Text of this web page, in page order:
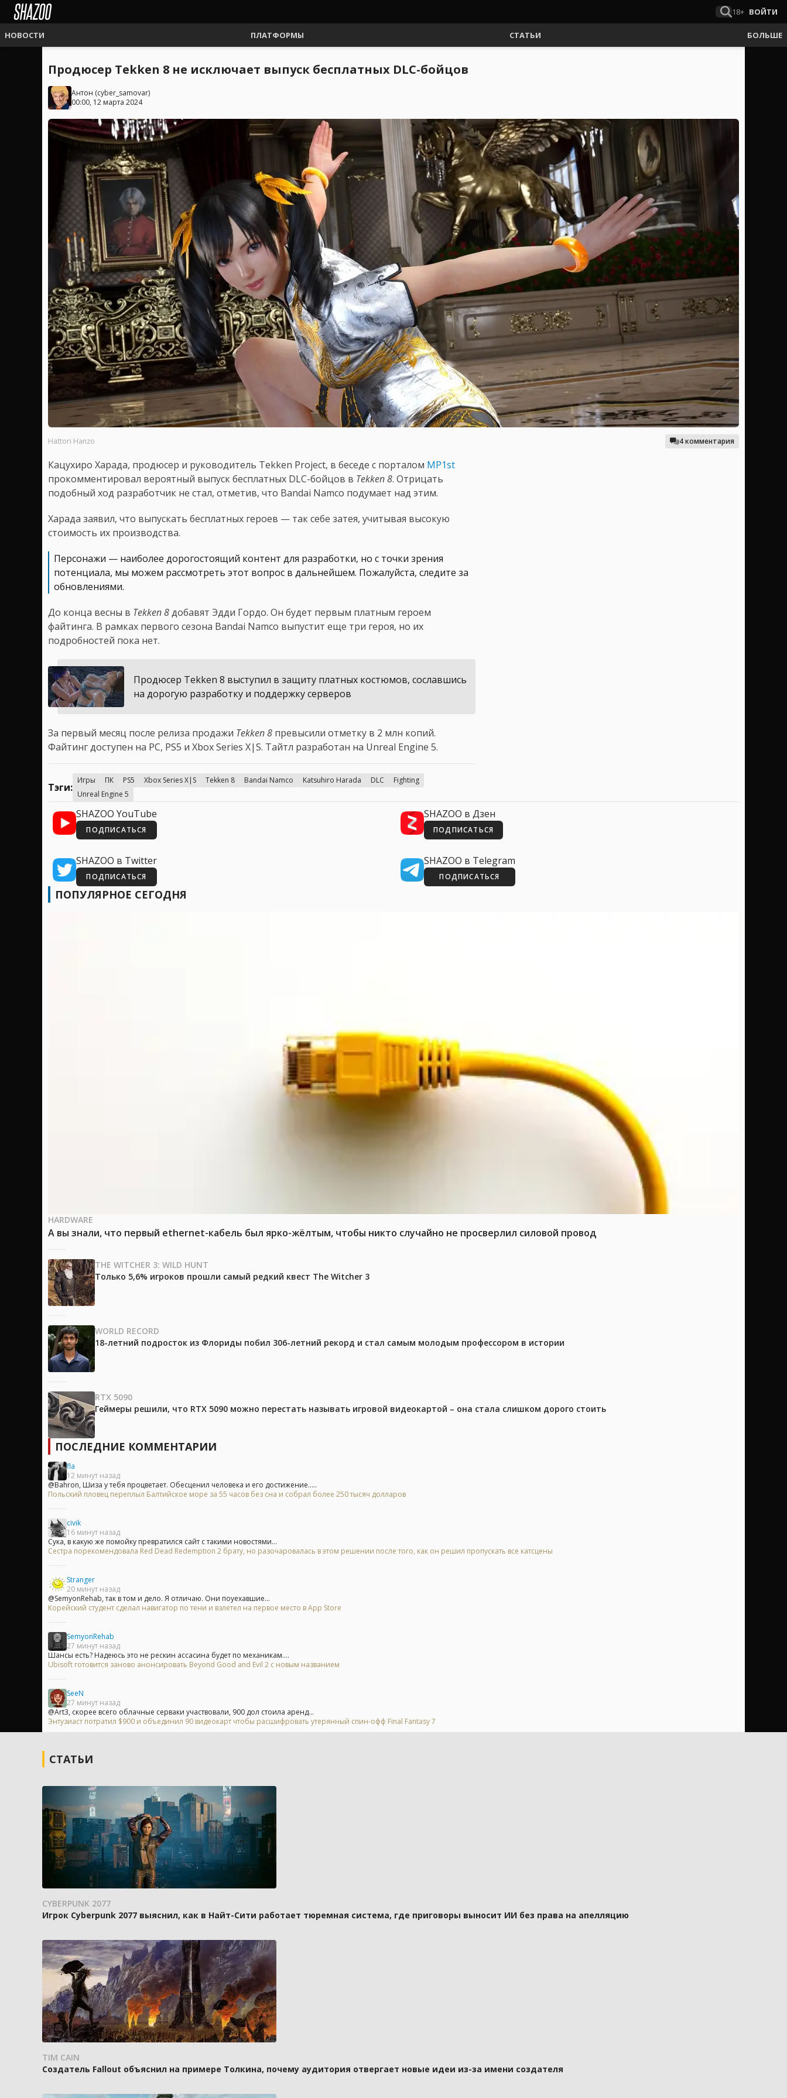
18+ ВОЙТИ
НОВОСТИ ПЛАТФОРМЫ СТАТЬИ БОЛЬШЕ
Продюсер Tekken 8 не исключает выпуск бесплатных DLC-бойцов
Антон (cyber_samovar)
00:00, 12 марта 2024
Hattori Hanzo 4 комментария
Кацухиро Харада, продюсер и руководитель Tekken Project, в беседе с порталом MP1st
прокомментировал вероятный выпуск бесплатных DLC-бойцов в Tekken 8. Отрицать
подобный ход разработчик не стал, отметив, что Bandai Namco подумает над этим.
Харада заявил, что выпускать бесплатных героев — так себе затея, учитывая высокую
стоимость их производства.
Персонажи — наиболее дорогостоящий контент для разработки, но с точки зрения
потенциала, мы можем рассмотреть этот вопрос в дальнейшем. Пожалуйста, следите за
обновлениями.
До конца весны в Tekken 8добавят Эдди Гордо. Он будет первым платным героем
файтинга. В рамках первого сезона Bandai Namco выпустит еще три героя, но их
подробностей пока нет.
Продюсер Tekken 8 выступил в защиту платных костюмов, сославшись
на дорогую разработку и поддержку серверов
За первый месяц после релиза продажи Tekken 8 превысили отметку в 2 млн копий.
Файтинг доступен на PC, PS5 и Xbox Series X|S. Тайтл разработан на Unreal Engine 5.
Тэги:
Игры ПК PS5 Xbox Series X|S Tekken 8 Bandai Namco Katsuhiro Harada DLC
Fighting
Unreal Engine 5
SHAZOO YouTube
ПОДПИСАТЬСЯ
SHAZOO в Дзен
ПОДПИСАТЬСЯ
SHAZOO в Twitter
ПОДПИСАТЬСЯ
SHAZOO в Telegram
ПОДПИСАТЬСЯ
ПОПУЛЯРНОЕ СЕГОДНЯ
HARDWARE
А вы знали, что первый ethernet-кабель был ярко-жёлтым, чтобы никто случайно не просверлил силовой провод
THE WITCHER 3: WILD HUNT
Только 5,6% игроков прошли самый редкий квест The Witcher 3
WORLD RECORD
18-летний подросток из Флориды побил 306-летний рекорд и стал самым молодым профессором в истории
RTX 5090
Геймеры решили, что RTX 5090 можно перестать называть игровой видеокартой – она стала слишком дорого стоить
ПОСЛЕДНИЕ КОММЕНТАРИИ
fla
12 минут назад
@Bahron, Шиза у тебя процветает. Обесценил человека и его достижение.....
Польский пловец переплыл Балтийское море за 55 часов без сна и собрал более 250 тысяч долларов
civik
16 минут назад
Сука, в какую же помойку превратился сайт с такими новостями...
Сестра порекомендовала Red Dead Redemption 2 брату, но разочаровалась в этом решении после того, как он решил пропускать все катсцены
Stranger
20 минут назад
@SemyonRehab, так в том и дело. Я отличаю. Они поуехавшие...
Корейский студент сделал навигатор по тени и взлетел на первое место в App Store
SemyonRehab
27 минут назад
Шансы есть? Надеюсь это не рескин ассасина будет по механикам....
Ubisoft готовится заново анонсировать Beyond Good and Evil 2 с новым названием
SeeN
27 минут назад
@Art3, скорее всего облачные серваки участвовали, 900 дол стоила аренд...
Энтузиаст потратил $900 и объединил 90 видеокарт чтобы расшифровать утерянный спин-офф Final Fantasy 7
СТАТЬИ
CYBERPUNK 2077
Игрок Cyberpunk 2077 выяснил, как в Найт-Сити работает тюремная система, где приговоры выносит ИИ без права на апелляцию
TIM CAIN
Создатель Fallout объяснил на примере Толкина, почему аудитория отвергает новые идеи из-за имени создателя